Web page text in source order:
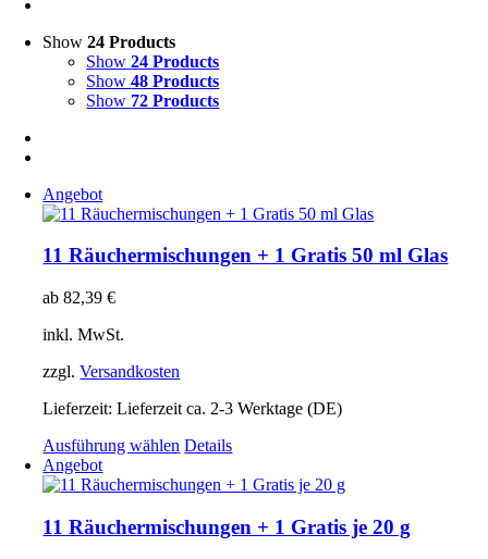
Show24 Products
Show24 Products
Show48 Products
Show 72 Products
Angebot
11 Räuchermischungen + 1 Gratis 50 ml Glas
ab82,39€
inkl. MwSt.
zzgl.Versandkosten
Lieferzeit:Lieferzeit ca. 2-3 Werktage (DE)
Ausführung wählen Dieses
weist
Varianten
auf.
Details
Angebot
11 Räuchermischungen + 1 Gratis je 20 g